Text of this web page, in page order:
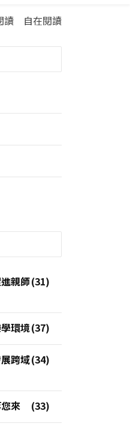
讀 自在閱讀
親師
環境
跨域
來